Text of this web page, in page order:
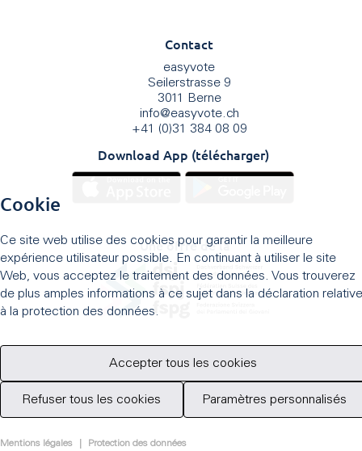
Contact
easyvote
Seilerstrasse 9
3011 Berne
info@easyvote.ch
+41 (0)31 384 08 09
Download App (télécharger)
Une offre de la
Cookie
Ce site web utilise des cookies pour garantir la meilleure
expérience utilisateur possible. En continuant à utiliser le site
Web, vous acceptez le traitement des données. Vous trouverez
de plus amples informations à ce sujet dans la déclaration relative
à la protection des données.
Accepter tous les cookies
Refuser tous les cookies Paramètres personnalisés
Mentions légales Protection des données